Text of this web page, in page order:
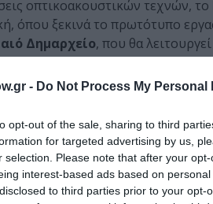
- Do Not Process My Personal
opt-out of the sale, sharing to third
for targeted advertising by us,
selection. Please note that after your
interest-based ads based on
to third parties prior to your opt-
οπτικοακουστικών τεχνών, το
όπου ξεκινά το πρωτότυπο
Δημαρχείο, που θα
και τους επισκέπτες της πόλης.
το Μυστήριο
Elliot στο Ρολόι του
από την Πολιτιστική